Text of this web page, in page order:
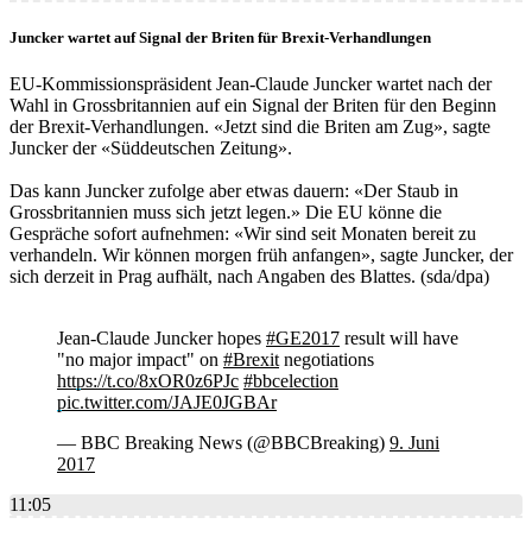
Juncker wartet auf Signal der Briten für Brexit-Verhandlungen
EU-Kommissionspräsident Jean-Claude Juncker wartet nach der
Wahl in Grossbritannien auf ein Signal der Briten für den Beginn
der Brexit-Verhandlungen. «Jetzt sind die Briten am Zug», sagte
Juncker der «Süddeutschen Zeitung».
Das kann Juncker zufolge aber etwas dauern: «Der Staub in
Grossbritannien muss sich jetzt legen.» Die EU könne die
Gespräche sofort aufnehmen: «Wir sind seit Monaten bereit zu
verhandeln. Wir können morgen früh anfangen», sagte Juncker, der
sich derzeit in Prag aufhält, nach Angaben des Blattes. (sda/dpa)
Jean-Claude Juncker hopes #GE2017 result will have
"no major impact" on #Brexit negotiations
https://t.co/8xOR0z6PJc #bbcelection
pic.twitter.com/JAJE0JGBAr
— BBC Breaking News (@BBCBreaking) 9. Juni
2017
11:05